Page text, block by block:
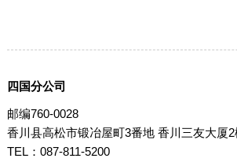
四国分公司
邮编760-0028
香川县高松市锻冶屋町3番地 香川三友大厦2
TEL：087-811-5200